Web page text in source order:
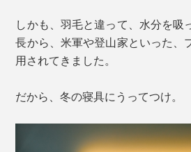
しかも、羽毛と違って、水分を吸
長から、米軍や登山家といった、
用されてきました。
だから、冬の寝具にうってつけ。